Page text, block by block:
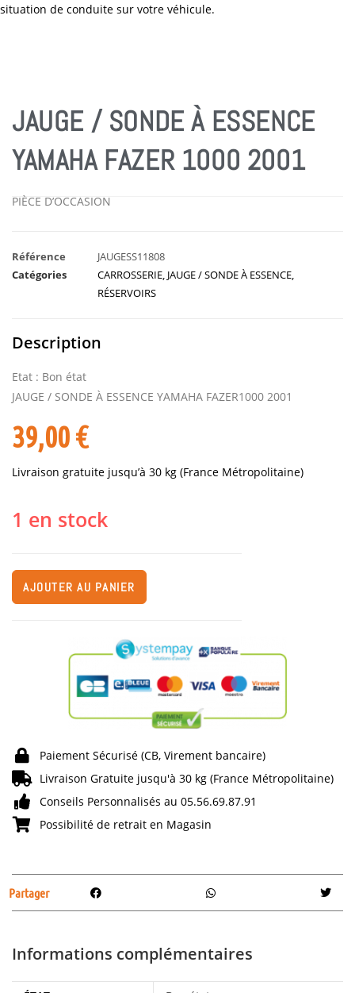
situation de conduite sur votre véhicule.
JAUGE / SONDE À ESSENCE
YAMAHA FAZER 1000 2001
PIÈCE D’OCCASION
Référence
JAUGESS11808
Catégories
CARROSSERIE JAUGE / SONDE À ESSENCE
RÉSERVOIRS
Description
Etat : Bon état
JAUGE / SONDE À ESSENCE YAMAHA FAZER1000 2001
39,00€
Livraison gratuite jusqu’à 30 kg (France Métropolitaine)
1 en stock
AJOUTER AU PANIER
Paiement Sécurisé (CB, Virement bancaire)
Livraison Gratuite jusqu'à 30 kg (France Métropolitaine)
Conseils Personnalisés au 05.56.69.87.91
Possibilité de retrait en Magasin
Partager
Informations complémentaires